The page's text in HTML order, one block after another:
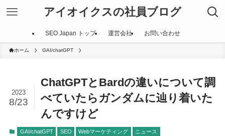
アイオイクスの社員ブログ
SEO Japan トップ 運営会社 お問い合わせ
ホーム GAI/chatGPT
ChatGPTとBardの違いについて調
べていたらガンダムに辿り着いた
んですけど
2023
8/23
GAI/chatGPT SEO Webマーケティング ニュース